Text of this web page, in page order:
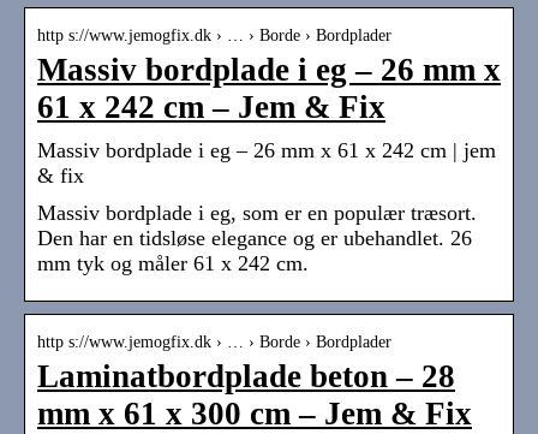
http s://www.jemogfix.dk › … › Borde › Bordplader
Massiv bordplade i eg – 26 mm x
61 x 242 cm – Jem & Fix
Massiv bordplade i eg – 26 mm x 61 x 242 cm | jem
& fix
Massiv bordplade i eg, som er en populær træsort.
Den har en tidsløse elegance og er ubehandlet. 26
mm tyk og måler 61 x 242 cm.
http s://www.jemogfix.dk › … › Borde › Bordplader
Laminatbordplade beton – 28
mm x 61 x 300 cm – Jem & Fix